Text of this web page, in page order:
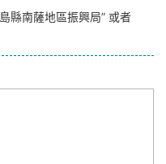
縣南薩地區振興局” 或者